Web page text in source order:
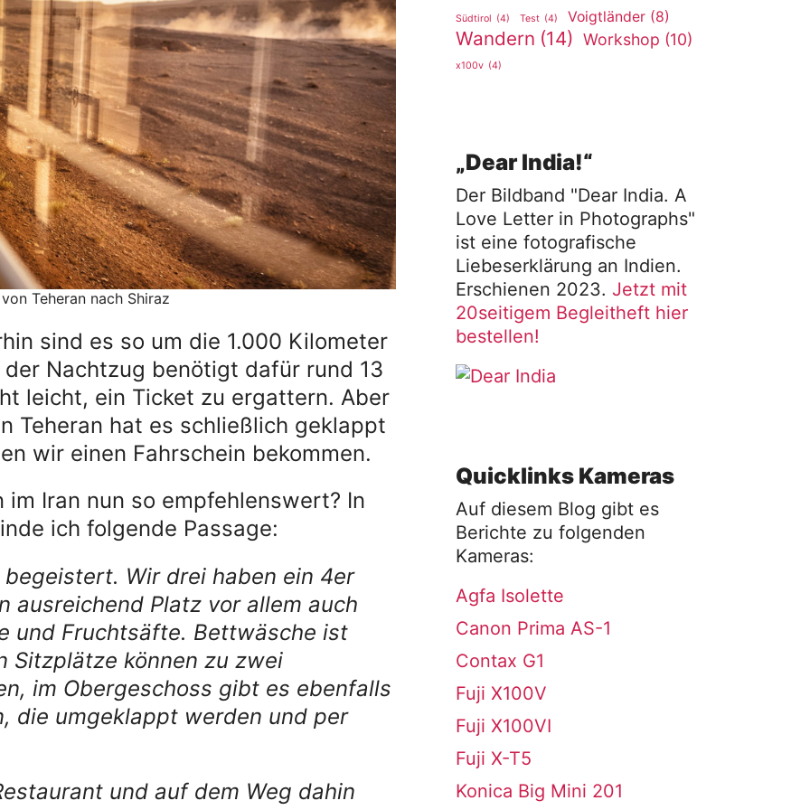
Teheran nach Shiraz
sind es so um die 1.000 Kilometer
Nachtzug benötigt dafür rund 13
leicht, ein Ticket zu ergattern. Aber
Teheran hat es schließlich geklappt
wir einen Fahrschein bekommen.
Iran nun so empfehlenswert? In
ich folgende Passage:
Wir drei haben ein 4er
ausreichend Platz vor allem auch
und Fruchtsäfte. Bettwäsche ist
Sitzplätze können zu zwei
im Obergeschoss gibt es ebenfalls
die umgeklappt werden und per
und auf dem Weg dahin
Südtirol (4) Test (4) Voigtländer (8)
Wandern (14) Workshop (10)
x100v (4)
„Dear India!“
Der Bildband "Dear India. A
Love Letter in Photographs"
ist eine fotografische
Liebeserklärung an Indien.
Erschienen 2023. Jetzt mit
20seitigem Begleitheft hier
bestellen!
Quicklinks Kameras
Auf diesem Blog gibt es
Berichte zu folgenden
Kameras:
Agfa Isolette
Canon Prima AS-1
Contax G1
Fuji X100V
Fuji X100VI
Fuji X-T5
Konica Big Mini 201